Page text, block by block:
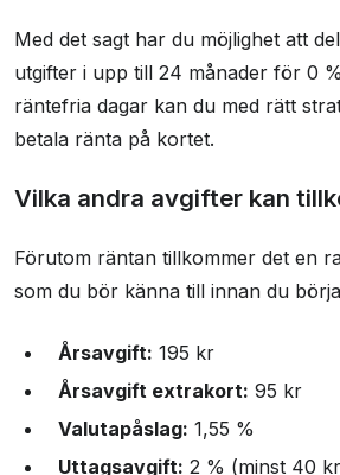
Med det sagt har du möjlighet att
utgifter i upp till 24 månader för 0
räntefria dagar kan du med rätt
betala ränta på kortet.
Vilka andra avgifter kan
Förutom räntan tillkommer det en
som du bör känna till innan du
Årsavgift: 195 kr
Årsavgift extrakort: 95 kr
Valutapåslag: 1,55 %
Uttagsavgift: 2 % (minst 40